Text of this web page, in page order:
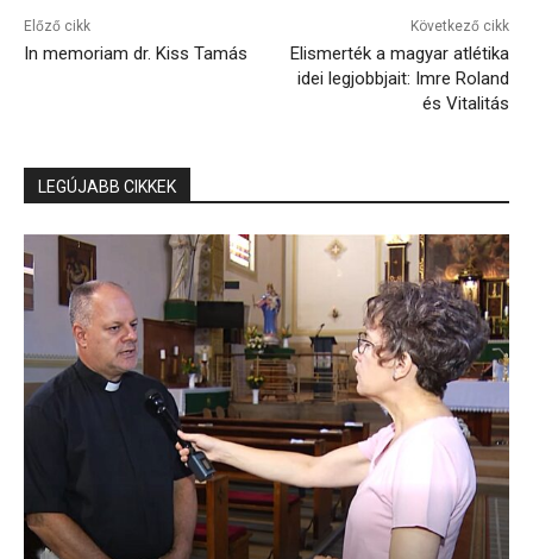
Előző cikk
In memoriam dr. Kiss Tamás
Következő cikk
Elismerték a magyar atlétika
idei legjobbjait: Imre Roland
és Vitalitás
LEGÚJABB CIKKEK